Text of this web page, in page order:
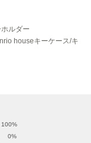
ルダー
houseキーケース/キ
100%
0%